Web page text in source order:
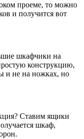
проеме, то можно
и получится вот
шкафчики на
конструкцию,
и не на ножках, но
Ставим ящики
шкаф,